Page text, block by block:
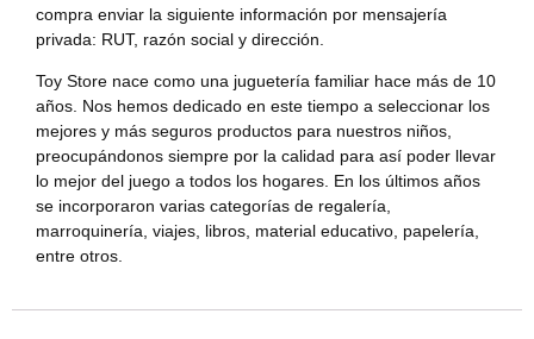
compra enviar la siguiente información por mensajería
privada: RUT, razón social y dirección.
Toy Store nace como una juguetería familiar hace más de 10
años. Nos hemos dedicado en este tiempo a seleccionar los
mejores y más seguros productos para nuestros niños,
preocupándonos siempre por la calidad para así poder llevar
lo mejor del juego a todos los hogares. En los últimos años
se incorporaron varias categorías de regalería,
marroquinería, viajes, libros, material educativo, papelería,
entre otros.